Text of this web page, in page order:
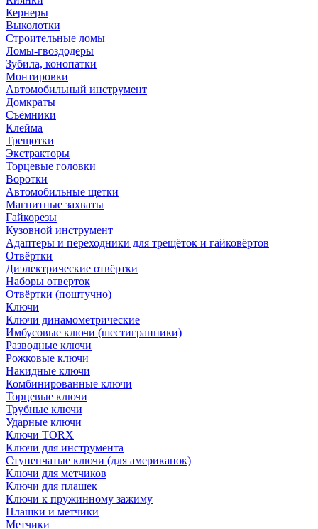
Кернеры
Выколотки
Строительные ломы
Ломы-гвоздодеры
Зубила, конопатки
Монтировки
Автомобильный инструмент
Домкраты
Съёмники
Клейма
Трещотки
Экстракторы
Торцевые головки
Воротки
Автомобильные щетки
Магнитные захваты
Гайкорезы
Кузовной инструмент
Адаптеры и переходники для трещёток и гайковёртов
Отвёртки
Диэлектрические отвёртки
Наборы отверток
Отвёртки (поштучно)
Ключи
Ключи динамометрические
Имбусовые ключи (шестигранники)
Разводные ключи
Рожковые ключи
Накидные ключи
Комбинированные ключи
Торцевые ключи
Трубные ключи
Ударные ключи
Ключи TORX
Ключи для инструмента
Ступенчатые ключи (для американок)
Ключи для метчиков
Ключи для плашек
Ключи к пружинному зажиму
Плашки и метчики
Метчики